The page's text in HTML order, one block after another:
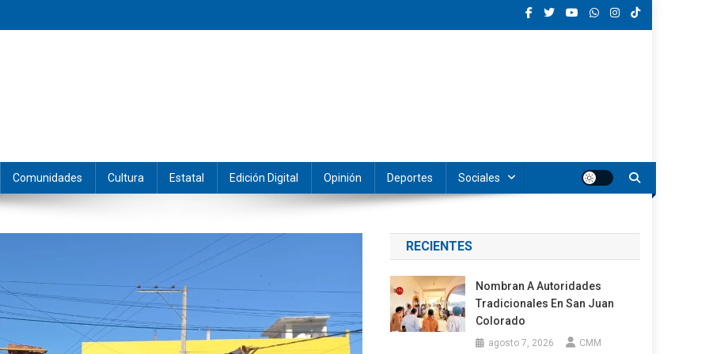
Comunidades Cultura Estatal Edición Digital Opinión Deportes Sociales
RECIENTES
Nombran A Autoridades
Tradicionales En San Juan
Colorado
agosto 7, 2026 CMM